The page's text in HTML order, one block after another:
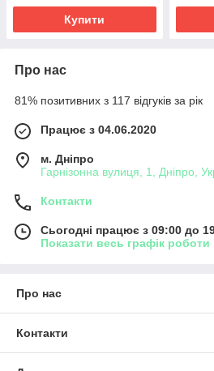
Купити
Про нас
81% позитивних з 117 відгуків за рік
Працює з 04.06.2020
м. Дніпро
Гарнізонна вулиця, 1, Дніпро,
Контакти
Сьогодні працює з 09:00 до
Показати весь графік роботи
Про нас
Контакти